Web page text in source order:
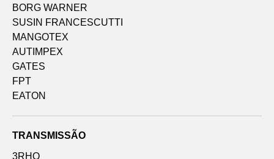
BORG WARNER
SUSIN FRANCESCUTTI
MANGOTEX
AUTIMPEX
GATES
FPT
EATON
TRANSMISSÃO
3RHO